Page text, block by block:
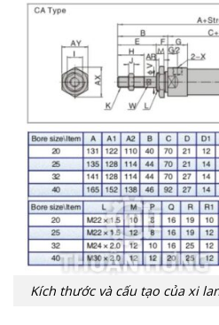
Kích thước và cấu tạo của xi